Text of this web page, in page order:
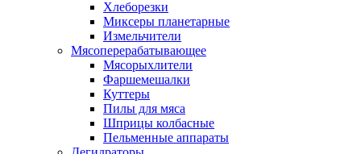
Хлеборезки
Миксеры планетарные
Измельчители
Мясоперерабатывающее
Мясорыхлители
Фаршемешалки
Куттеры
Пилы для мяса
Шприцы колбасные
Пельменные аппараты